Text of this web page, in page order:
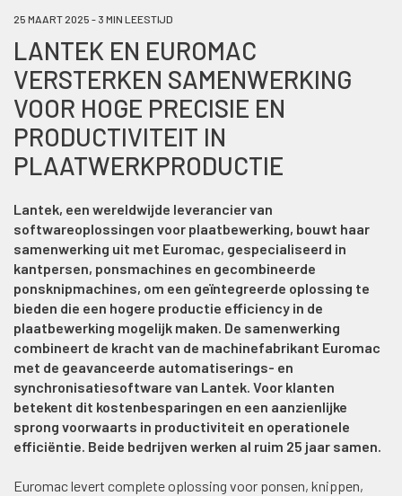
25 MAART 2025 - 3 MIN LEESTIJD
LANTEK EN EUROMAC
VERSTERKEN SAMENWERKING
VOOR HOGE PRECISIE EN
PRODUCTIVITEIT IN
PLAATWERKPRODUCTIE
Lantek, een wereldwijde leverancier van
softwareoplossingen voor plaatbewerking, bouwt haar
samenwerking uit met Euromac, gespecialiseerd in
kantpersen, ponsmachines en gecombineerde
ponsknipmachines, om een geïntegreerde oplossing te
bieden die een hogere productie efficiency in de
plaatbewerking mogelijk maken. De samenwerking
combineert de kracht van de machinefabrikant Euromac
met de geavanceerde automatiserings- en
synchronisatiesoftware van Lantek. Voor klanten
betekent dit kostenbesparingen en een aanzienlijke
sprong voorwaarts in productiviteit en operationele
efficiëntie. Beide bedrijven werken al ruim 25 jaar samen.
Euromac levert complete oplossing voor ponsen, knippen,